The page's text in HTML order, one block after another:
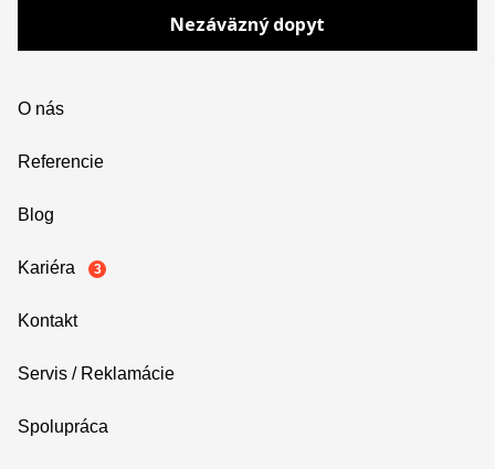
Nezáväzný dopyt
O nás
Referencie
Blog
Kariéra 3
Kontakt
Servis / Reklamácie
Spolupráca